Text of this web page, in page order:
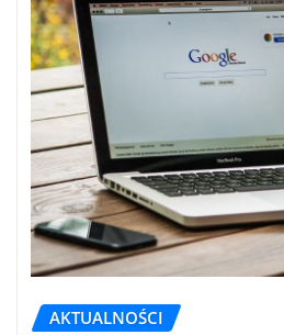
AKTUALNOŚCI